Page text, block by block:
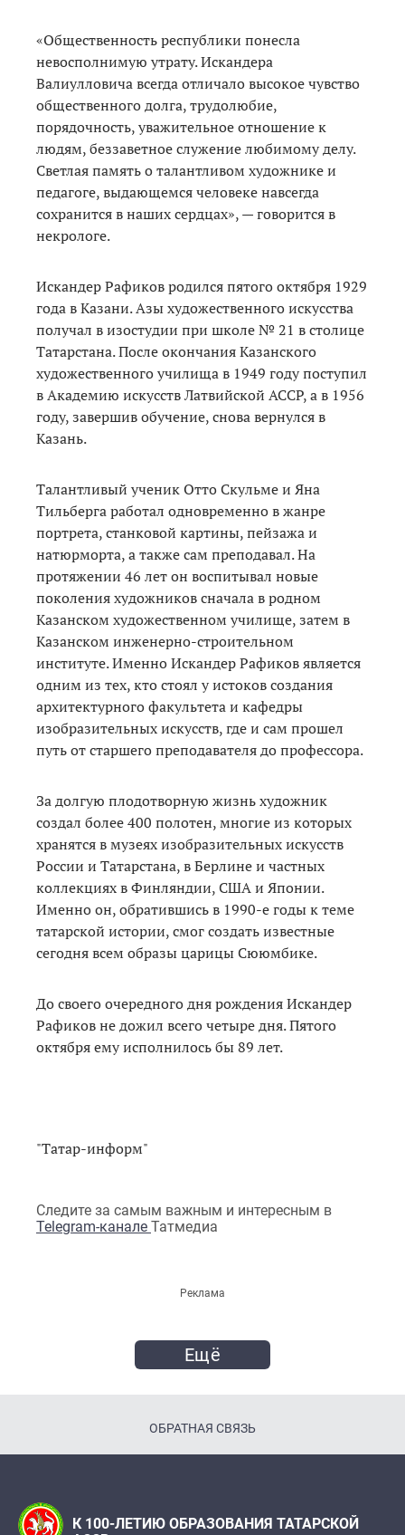
«Общественность республики понесла
невосполнимую утрату. Искандера
Валиулловича всегда отличало высокое чувство
общественного долга, трудолюбие,
порядочность, уважительное отношение к
людям, беззаветное служение любимому делу.
Светлая память о талантливом художнике и
педагоге, выдающемся человеке навсегда
сохранится в наших сердцах», — говорится в
некрологе.
Искандер Рафиков родился пятого октября 1929
года в Казани. Азы художественного искусства
получал в изостудии при школе № 21 в столице
Татарстана. После окончания Казанского
художественного училища в 1949 году поступил
в Академию искусств Латвийской АССР, а в 1956
году, завершив обучение, снова вернулся в
Казань.
Талантливый ученик Отто Скульме и Яна
Тильберга работал одновременно в жанре
портрета, станковой картины, пейзажа и
натюрморта, а также сам преподавал. На
протяжении 46 лет он воспитывал новые
поколения художников сначала в родном
Казанском художественном училище, затем в
Казанском инженерно-строительном
институте. Именно Искандер Рафиков является
одним из тех, кто стоял у истоков создания
архитектурного факультета и кафедры
изобразительных искусств, где и сам прошел
путь от старшего преподавателя до профессора.
За долгую плодотворную жизнь художник
создал более 400 полотен, многие из которых
хранятся в музеях изобразительных искусств
России и Татарстана, в Берлине и частных
коллекциях в Финляндии, США и Японии.
Именно он, обратившись в 1990-е годы к теме
татарской истории, смог создать известные
сегодня всем образы царицы Сююмбике.
До своего очередного дня рождения Искандер
Рафиков не дожил всего четыре дня. Пятого
октября ему исполнилось бы 89 лет.
"Татар-информ"
Следите за самым важным и интересным в
Telegram-канале Татмедиа
Реклама
Ещё
ОБРАТНАЯ СВЯЗЬ
К 100-ЛЕТИЮ ОБРАЗОВАНИЯ ТАТАРСКОЙ